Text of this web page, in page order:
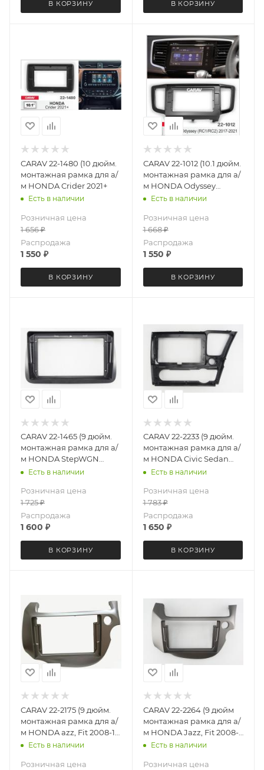
В КОРЗИНУ В КОРЗИНУ
CARAV 22-1480 (10 дюйм.
монтажная рамка для а/
м HONDA Crider 2021+
Есть в наличии
Розничная цена
1 656₽
Распродажа
1 550 ₽
В КОРЗИНУ
CARAV 22-1012 (10.1 дюйм.
монтажная рамка для а/
м HONDA Odyssey
(RC1/RC2) 2017-2021
Есть в наличии
Розничная цена
1 668₽
Распродажа
1 550 ₽
В КОРЗИНУ
CARAV 22-1465 (9 дюйм.
монтажная рамка для а/
м HONDA StepWGN
2001-2005)
Есть в наличии
Розничная цена
1 725₽
Распродажа
1 600 ₽
В КОРЗИНУ
CARAV 22-2233 (9 дюйм.
монтажная рамка для а/
м HONDA Civic Sedan
2013-2017 левый руль
Есть в наличии
Розничная цена
1 783₽
Распродажа
1 650 ₽
В КОРЗИНУ
CARAV 22-2175 (9 дюйм.
монтажная рамка для а/
м HONDA azz, Fit 2008-13
правый руль серебро
Есть в наличии
Розничная цена
CARAV 22-2264 (9 дюйм
монтажная рамка для а/
м HONDA Jazz, Fit 2008-
13 (руль справа /темноЕсть в наличии
Розничная цена